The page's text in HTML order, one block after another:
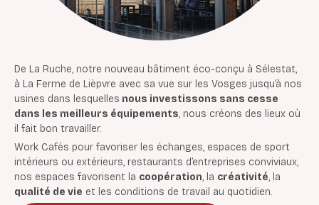
De La Ruche, notre nouveau bâtiment éco-conçu à Sélestat,
à La Ferme de Lièpvre avec sa vue sur les Vosges jusqu’à nos
usines dans lesquelles nous investissons sans cesse
dans les meilleurs équipements, nous créons des lieux où
il fait bon travailler.
Work Cafés pour favoriser les échanges, espaces de sport
intérieurs ou extérieurs, restaurants d’entreprises conviviaux,
nos espaces favorisent la coopération, la créativité, la
qualité de vie et les conditions de travail au quotidien.